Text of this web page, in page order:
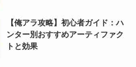
【俺アラ攻略】初心者ガイド：ハ
ンター別おすすめアーティファク
トと効果